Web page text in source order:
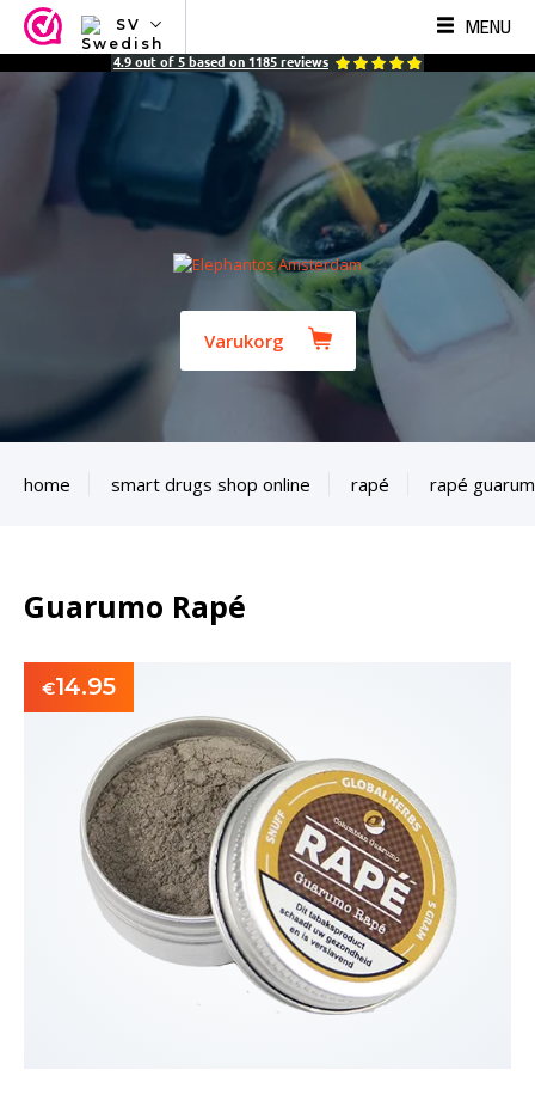
SV
NL
ES
MENU
4.9 out of 5 based on 1185 reviews
Varukorg
home smart drugs shop online rapé rapé
Guarumo Rapé
€14.95